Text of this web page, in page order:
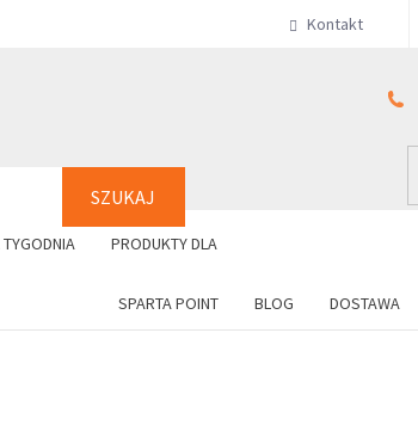
Kontakt
SZUKAJ
PRODUKTY DLA
SPARTA POINT BLOG DOSTAWA
+48 61 815 00 86